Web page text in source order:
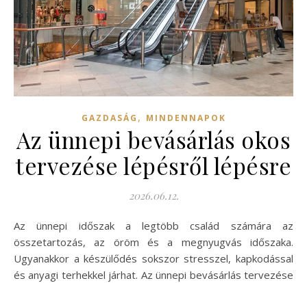
GAZDASÁG , MINDENNAPOK
Az ünnepi bevásárlás okos
tervezése lépésről lépésre
2026.06.12.
Az ünnepi időszak a legtöbb család számára az
összetartozás, az öröm és a megnyugvás időszaka.
Ugyanakkor a készülődés sokszor stresszel, kapkodással
és anyagi terhekkel járhat. Az ünnepi bevásárlás tervezése